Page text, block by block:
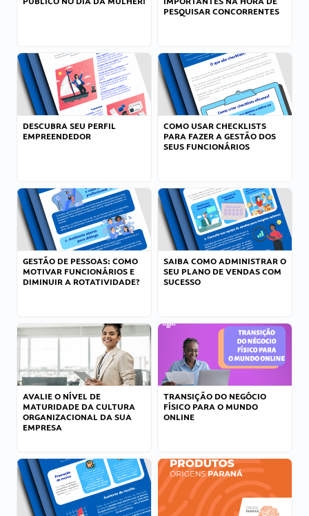
PESQUISAR CONCORRENTES
DESCUBRA SEU PERFIL
EMPREENDEDOR
COMO USAR CHECKLISTS
PARA FAZER A GESTÃO DOS
SEUS FUNCIONÁRIOS
GESTÃO DE PESSOAS: COMO
MOTIVAR FUNCIONÁRIOS E
DIMINUIR A ROTATIVIDADE?
SAIBA COMO ADMINISTRAR O
SEU PLANO DE VENDAS COM
SUCESSO
AVALIE O NÍVEL DE
MATURIDADE DA CULTURA
ORGANIZACIONAL DA SUA
EMPRESA
TRANSIÇÃO DO NEGÓCIO
FÍSICO PARA O MUNDO
ONLINE